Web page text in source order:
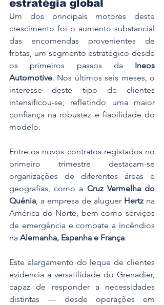
estratégia global
Um dos principais motores deste
crescimento foi o aumento substancial
das encomendas provenientes de
frotas, um segmento estratégico desde
os primeiros passos da Ineos
Automotive. Nos últimos seis meses, o
interesse deste tipo de clientes
intensificou-se, refletindo uma maior
confiança na robustez e fiabilidade do
modelo.
Entre os novos contratos registados no
primeiro trimestre destacam-se
organizações de diferentes áreas e
geografias, como a Cruz Vermelha do
Quénia, a empresa de aluguer Hertz na
América do Norte, bem como serviços
de emergência e combate a incêndios
na Alemanha, Espanha e França.
Este alargamento do leque de clientes
evidencia a versatilidade do Grenadier,
capaz de responder a necessidades
distintas — desde operações em